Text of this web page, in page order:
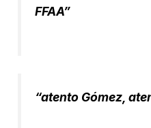
FFAA”
“atento Gómez,